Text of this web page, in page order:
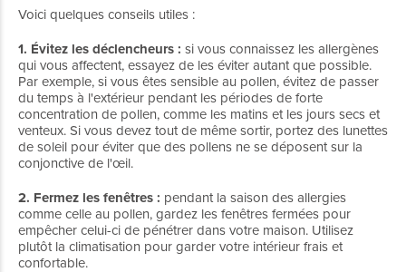
Voici quelques conseils utiles :
1. Évitez les déclencheurs : si vous connaissez les allergènes
qui vous affectent, essayez de les éviter autant que possible.
Par exemple, si vous êtes sensible au pollen, évitez de passer
du temps à l'extérieur pendant les périodes de forte
concentration de pollen, comme les matins et les jours secs et
venteux. Si vous devez tout de même sortir, portez des lunettes
de soleil pour éviter que des pollens ne se déposent sur la
conjonctive de l'œil.
2. Fermez les fenêtres : pendant la saison des allergies
comme celle au pollen, gardez les fenêtres fermées pour
empêcher celui-ci de pénétrer dans votre maison. Utilisez
plutôt la climatisation pour garder votre intérieur frais et
confortable.